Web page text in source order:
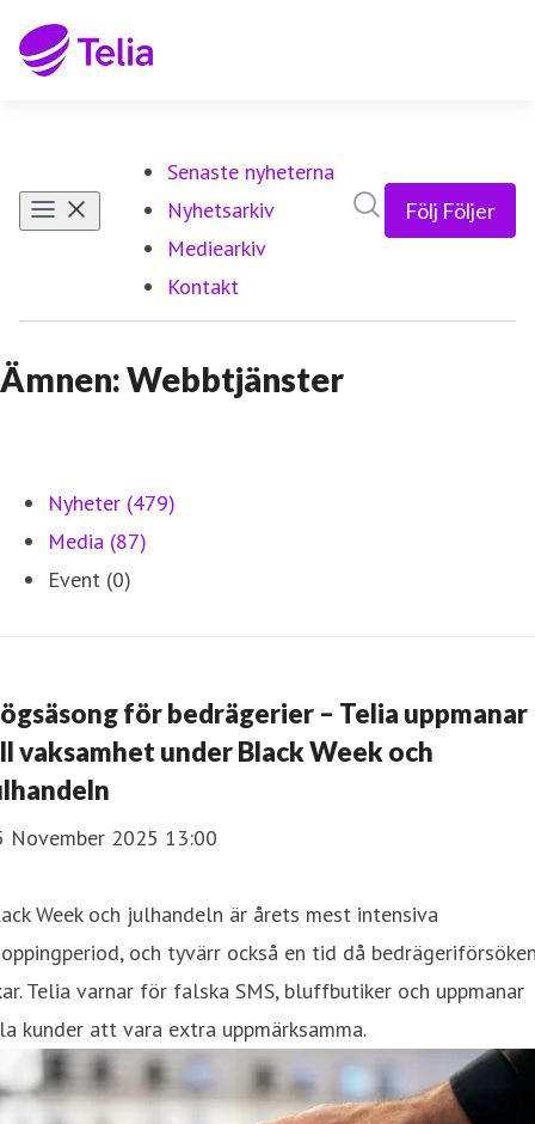
Senaste nyheterna
Nyhetsarkiv
Mediearkiv
Kontakt
Följ Följer
Ämnen: Webbtjänster
Nyheter (479)
Media (87)
Event (0)
för bedrägerier – Telia uppmanar
vaksamhet under Black Week och
November 2025 13:00
Week och julhandeln är årets mest intensiva
och tyvärr också en tid då
Telia varnar för falska SMS, bluffbutiker och uppmanar
kunder att vara extra uppmärksamma.